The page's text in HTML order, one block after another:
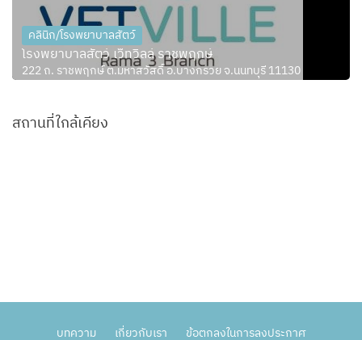
คลินิก/โรงพยาบาลสัตว์
โรงพยาบาลสัตว์ เว็ทวิลล์ ราชพฤกษ์
222 ถ. ราชพฤกษ์ ต.มหาสวัสดิ์ อ.บางกรวย จ.นนทบุรี 11130
สถานที่ใกล้เคียง
บทความ เกี่ยวกับเรา ข้อตกลงในการลงประกาศ